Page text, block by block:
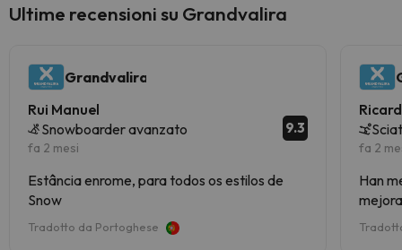
Ultime recensioni su Grandvalira
Grandvalira
Rui Manuel
Snowboarder avanzato
fa 2 mesi
9.3
Estância enrome, para todos os estilos de
Snow
Tradotto da Portoghese
fa 2
Han